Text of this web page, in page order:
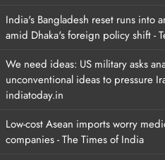
India's Bangladesh reset runs into
amid Dhaka's foreign policy shift -
We need ideas: US military asks
unconventional ideas to pressure
indiatoday.in
Low-cost Asean imports worry
companies - The Times of India